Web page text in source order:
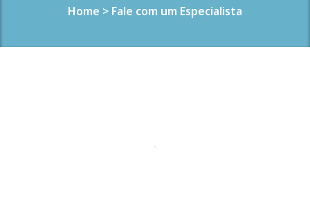
Home > Fale com um Especialista